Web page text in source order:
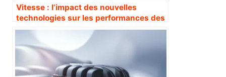
Vitesse : l’impact des nouvelles
technologies sur les performances des
voitures